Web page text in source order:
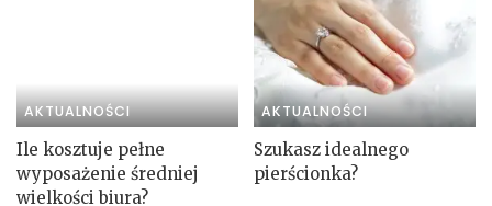
AKTUALNOŚCI
Ile kosztuje pełne
wyposażenie średniej
wielkości biura?
AKTUALNOŚCI
Szukasz idealnego
pierścionka?